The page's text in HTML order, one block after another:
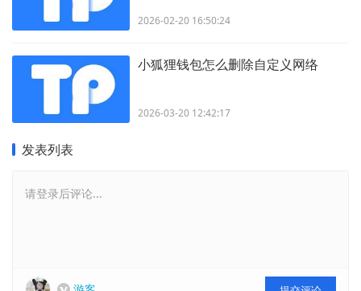
2026-02-20 16:50:24
小狐狸钱包怎么删除自定义网络
2026-03-20 12:42:17
发表列表
请登录后评论...